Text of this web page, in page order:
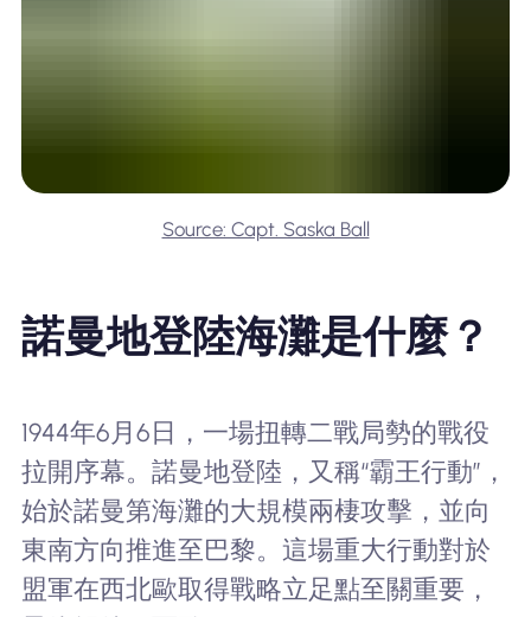
Source: Capt. Saska Ball
諾曼地登陸海灘是什麼？
1944年6月6日，一場扭轉二戰局勢的戰役
拉開序幕。諾曼地登陸，又稱“霸王行動”，
始於諾曼第海灘的大規模兩棲攻擊，並向
東南方向推進至巴黎。這場重大行動對於
盟軍在西北歐取得戰略立足點至關重要，